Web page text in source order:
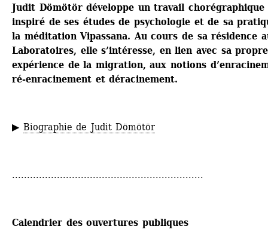
Judit Dömötör développe un travail chorégraphique
inspiré de ses études de psychologie et de sa
la méditation Vipassana. Au cours de sa résidence
Laboratoires, elle s’intéresse, en lien avec sa propre
expérience de la migration, aux notions
ré-enracinement et déracinement.
▶ Biographie de Judit Dömötör
................................................................
Calendrier des ouvertures publiques